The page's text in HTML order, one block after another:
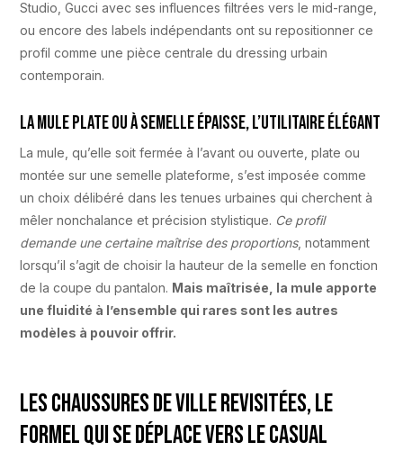
Studio, Gucci avec ses influences filtrées vers le mid-range,
ou encore des labels indépendants ont su repositionner ce
profil comme une pièce centrale du dressing urbain
contemporain.
La mule plate ou à semelle épaisse, l’utilitaire élégant
La mule, qu’elle soit fermée à l’avant ou ouverte, plate ou
montée sur une semelle plateforme, s’est imposée comme
un choix délibéré dans les tenues urbaines qui cherchent à
mêler nonchalance et précision stylistique. Ce profil
demande une certaine maîtrise des proportions, notamment
lorsqu’il s’agit de choisir la hauteur de la semelle en fonction
de la coupe du pantalon. Mais maîtrisée, la mule apporte
une fluidité à l’ensemble qui rares sont les autres
modèles à pouvoir offrir.
Les chaussures de ville revisitées, le
formel qui se déplace vers le casual